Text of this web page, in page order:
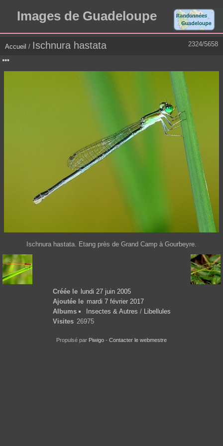
Images de Guadeloupe
2324/5658
Accueil / Ischnura hastata
Ischnura hastata. Etang près de Grand Camp à Gourbeyre.
Créée le
lundi 27 juin 2005
Ajoutée le mardi 7 février 2017
Albums
Insectes & Autres / Libellules
Visites 26975
Propulsé par Piwigo - Contacter le webmestre